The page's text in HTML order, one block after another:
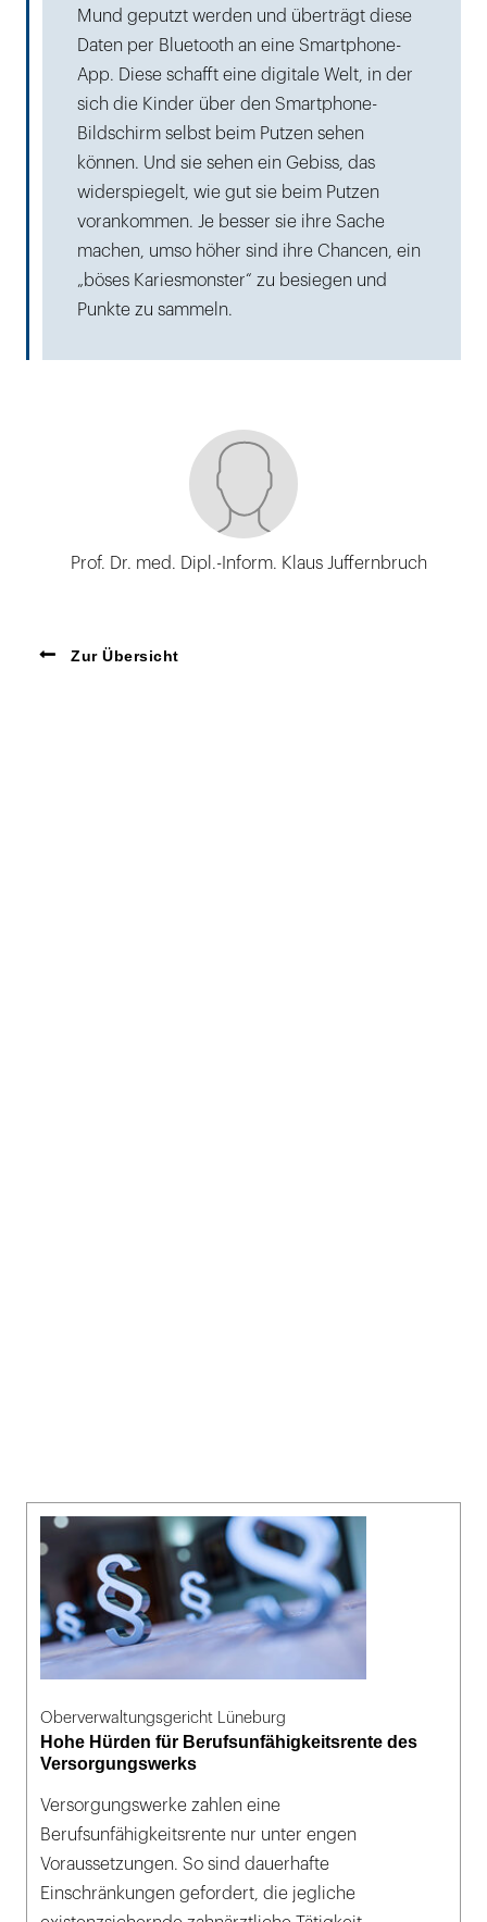
Mund geputzt werden und überträgt diese
Daten per Bluetooth an eine Smartphone-
App. Diese schafft eine digitale Welt, in der
sich die Kinder über den Smartphone-
Bildschirm selbst beim Putzen sehen
können. Und sie sehen ein Gebiss, das
widerspiegelt, wie gut sie beim Putzen
vorankommen. Je besser sie ihre Sache
machen, umso höher sind ihre Chancen, ein
„böses Kariesmonster“ zu besiegen und
Punkte zu sammeln.
Prof. Dr. med. Dipl.-Inform. Klaus Juffernbruch
Zur Übersicht
Oberverwaltungsgericht Lüneburg
Hohe Hürden für Berufsunfähigkeitsrente des
Versorgungswerks
Versorgungswerke zahlen eine
Berufsunfähigkeitsrente nur unter engen
Voraussetzungen. So sind dauerhafte
Einschränkungen gefordert, die jegliche